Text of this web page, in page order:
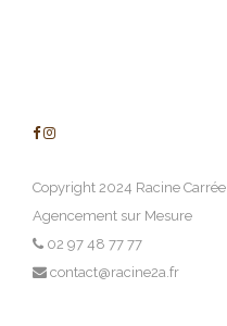
Copyright 2024 Racine Carrée
Agencement sur Mesure
02 97 48 77 77
contact@racine2a.fr